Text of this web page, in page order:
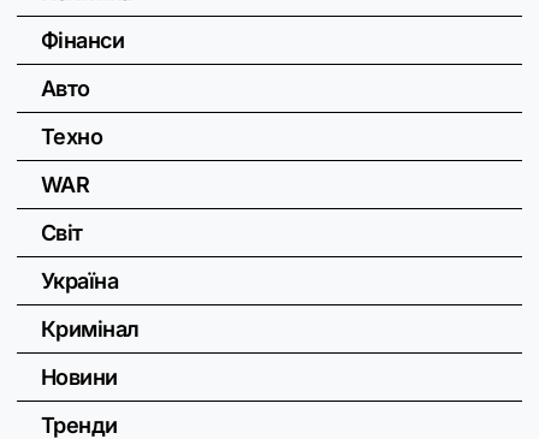
Фінанси
Авто
Техно
WAR
Світ
Україна
Кримінал
Новини
Тренди